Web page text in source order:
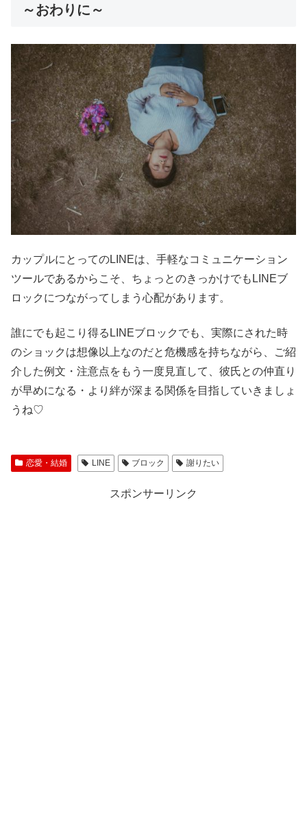
～おわりに～
カップルにとってのLINEは、手軽なコミュニケーション
ツールであるからこそ、ちょっとのきっかけでもLINEブ
ロックにつながってしまう心配があります。
誰にでも起こり得るLINEブロックでも、実際にされた時
のショックは想像以上なのだと危機感を持ちながら、ご紹
介した例文・注意点をもう一度見直して、彼氏との仲直り
が早めになる・より絆が深まる関係を目指していきましょ
うね♡
恋愛・結婚 LINE ブロック 謝りたい
スポンサーリンク